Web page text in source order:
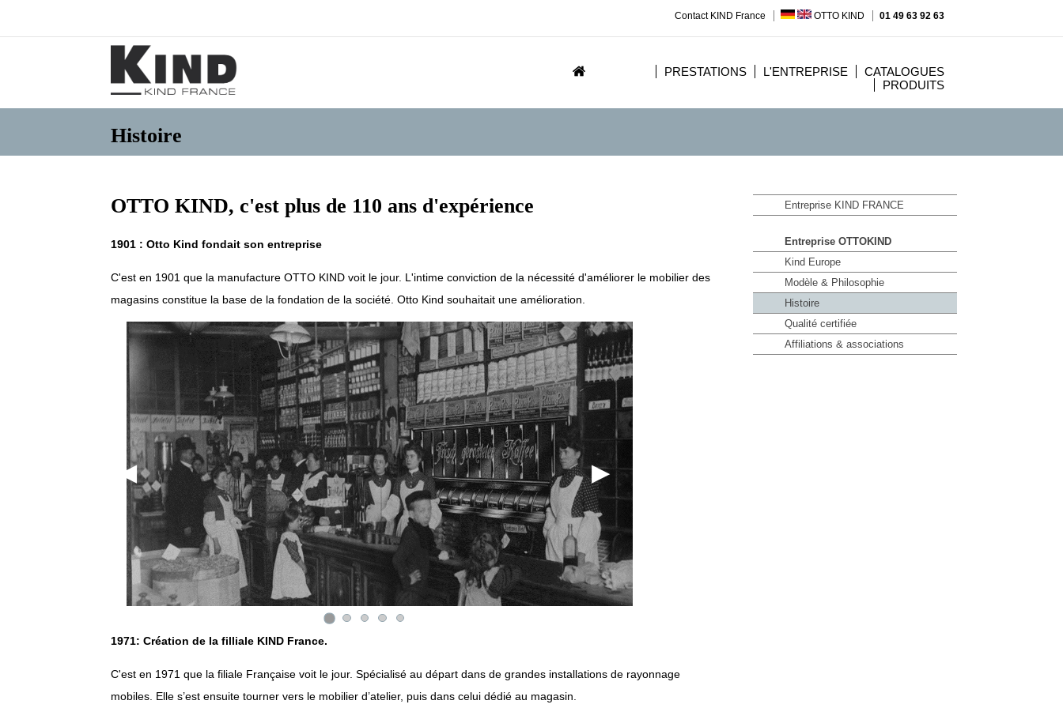
Contact KIND France OTTO KIND 01 49 63 92 63
CATALOGUES
L'ENTREPRISE
PRESTATIONS
PRODUITS
Histoire
Entreprise KIND FRANCE
Entreprise OTTOKIND
Kind Europe
Modèle & Philosophie
Histoire
Qualité certifiée
Affiliations & associations
OTTO KIND, c'est plus de 110 ans d'expérience
1901 : Otto Kind fondait son entreprise
C'est en 1901 que la manufacture OTTO KIND voit le jour. L'intime conviction de la nécessité d'améliorer le mobilier des
magasins constitue la base de la fondation de la société. Otto Kind souhaitait une amélioration.
Go to slide 5 Go to slide 2
1971: Création de la filliale KIND France.
C'est en 1971 que la filiale Française voit le jour. Spécialisé au départ dans de grandes installations de rayonnage
mobiles. Elle s’est ensuite tourner vers le mobilier d’atelier, puis dans celui dédié au magasin.